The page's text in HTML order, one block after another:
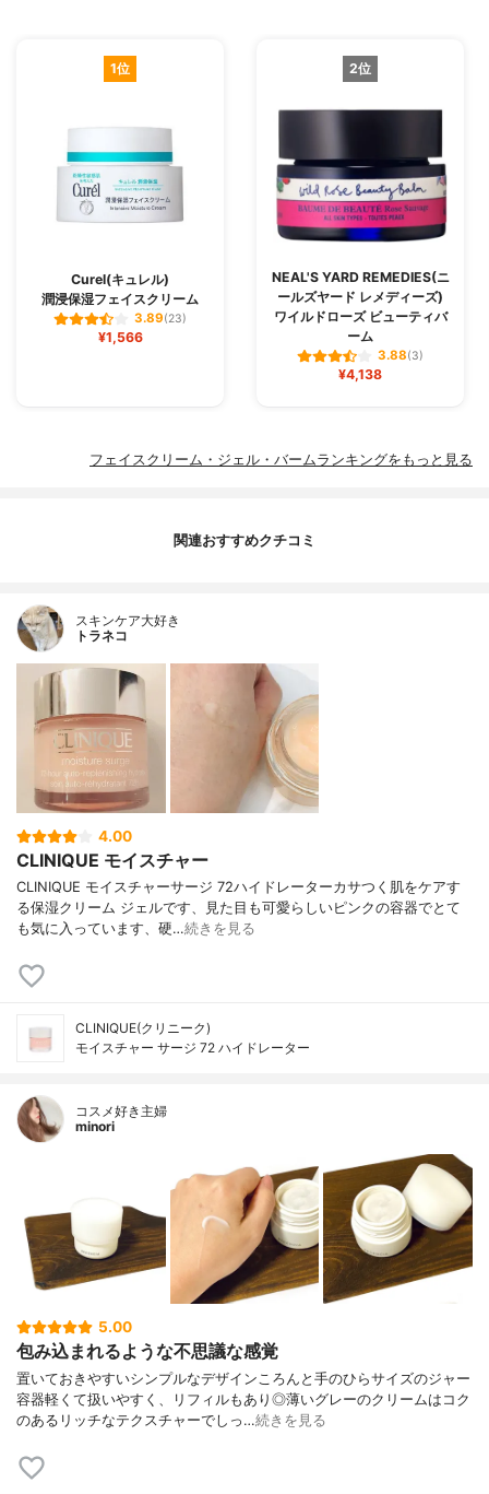
1位
Curel(キュレル)
潤浸保湿フェイスクリーム
3.89(23)
¥1,566
2位
NEAL'S YARD REMEDIES(ニ
ールズヤード レメディーズ)
ワイルドローズ ビューティバ
ーム
3.88(3)
¥4,138
フェイスクリーム・ジェル・バームランキングをもっと見る
関連おすすめクチコミ
スキンケア大好き
トラネコ
4.00
CLINIQUE モイスチャー
CLINIQUE モイスチャーサージ 72ハイドレーターカサつく肌をケアす
る保湿クリーム ジェルです、見た目も可愛らしいピンクの容器でとて
も気に入っています、硬…続きを見る
CLINIQUE(クリニーク)
モイスチャー サージ 72 ハイドレーター
コスメ好き主婦
minori
5.00
包み込まれるような不思議な感覚
置いておきやすいシンプルなデザインころんと手のひらサイズのジャー
容器軽くて扱いやすく、リフィルもあり◎薄いグレーのクリームはコク
のあるリッチなテクスチャーでしっ…続きを見る